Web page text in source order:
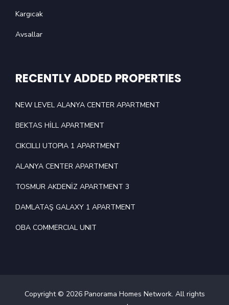
Kargıcak
Avsallar
RECENTLY ADDED PROPERTIES
NEW LEVEL ALANYA CENTER APARTMENT
BEKTAS HİLL APARTMENT
CIKCILLI UTOPIA 1 APARTMENT
ALANYA CENTER APARTMENT
TOSMUR AKDENİZ APARTMENT 3
DAMLATAŞ GALAXY 1 APARTMENT
OBA COMMERCIAL UNIT
Copyright © 2026 Panorama Homes Network. All rights